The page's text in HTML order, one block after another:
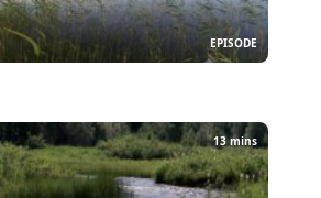
EPISODE
13 mins